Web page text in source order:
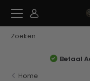
Betaal
Home